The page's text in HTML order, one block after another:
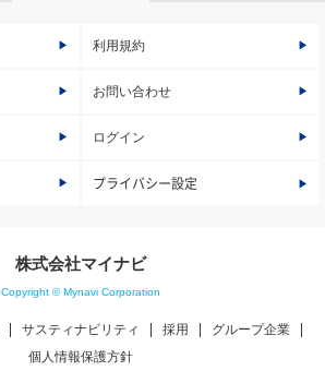
利用規約
お問い合わせ
ログイン
プライバシー設定
株式会社マイナビ
Copyright © Mynavi Corporation
サスティナビリティ 採用
グループ企業
個人情報保護方針